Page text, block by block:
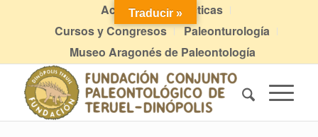
Actividades didácticas
Cursos y Congresos
Paleonturología
Museo Aragonés de Paleontología
Traducir »